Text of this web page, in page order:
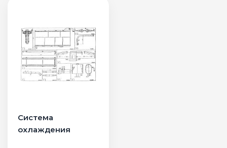
Система
охлаждения